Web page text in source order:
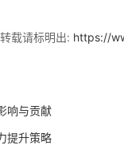
载请标明出: https://
响与贡献
提升策略